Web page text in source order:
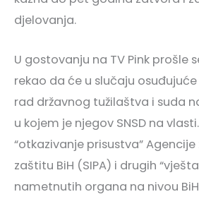
djelovanja.
U gostovanju na TV Pink prošle
rekao da će u slučaju
rad državnog tužilaštva i suda
u kojem je njegov SNSD na
“otkazivanje prisustva”
zaštitu BiH (SIPA) i drugih
nametnutih organa na nivou